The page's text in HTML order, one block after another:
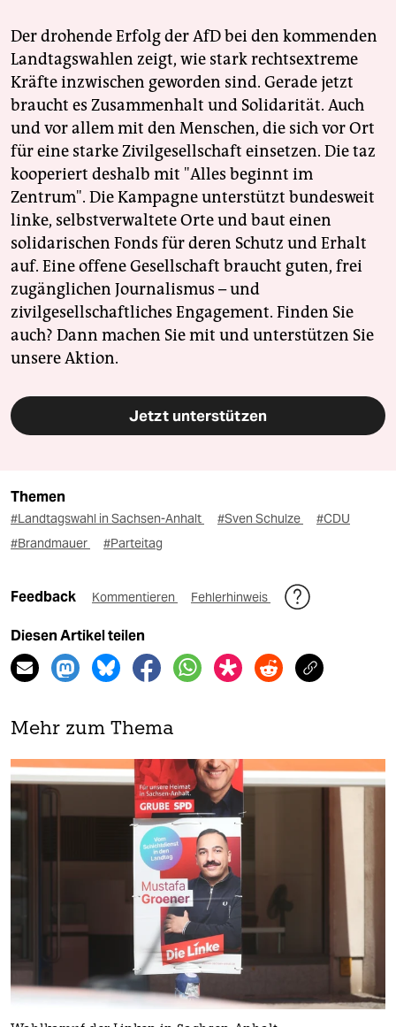
Der drohende Erfolg der AfD bei den kommenden
Landtagswahlen zeigt, wie stark rechtsextreme
Kräfte inzwischen geworden sind. Gerade jetzt
braucht es Zusammenhalt und Solidarität. Auch
und vor allem mit den Menschen, die sich vor Ort
für eine starke Zivilgesellschaft einsetzen. Die taz
kooperiert deshalb mit "Alles beginnt im
Zentrum". Die Kampagne unterstützt bundesweit
linke, selbstverwaltete Orte und baut einen
solidarischen Fonds für deren Schutz und Erhalt
auf. Eine offene Gesellschaft braucht guten, frei
zugänglichen Journalismus – und
zivilgesellschaftliches Engagement. Finden Sie
auch? Dann machen Sie mit und unterstützen Sie
unsere Aktion.
Jetzt unterstützen
Themen
#Landtagswahl in Sachsen-Anhalt #Sven Schulze
#CDU
#Brandmauer
#Parteitag
Feedback Kommentieren Fehlerhinweis
Diesen Artikel teilen
Mehr zum Thema